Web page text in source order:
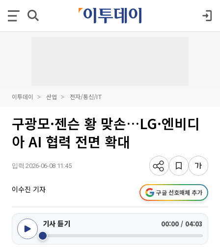
이투데이 산업 전자/통신/IT
구광모·젠슨 황 맞손…LG·엔비디
아 AI 협력 전면 확대
입력 2026-06-08 11:45
이수진 기자 구글 선호매체 추가
기사 듣기 00:00 / 04:03